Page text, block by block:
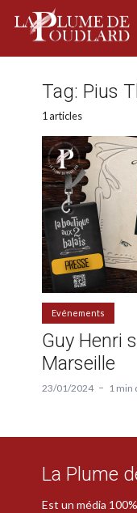
Tag: Pius
1 articles
Evénements
Guy Henri
Marseille
23/01/2024 1 min
La Plume
Est un média